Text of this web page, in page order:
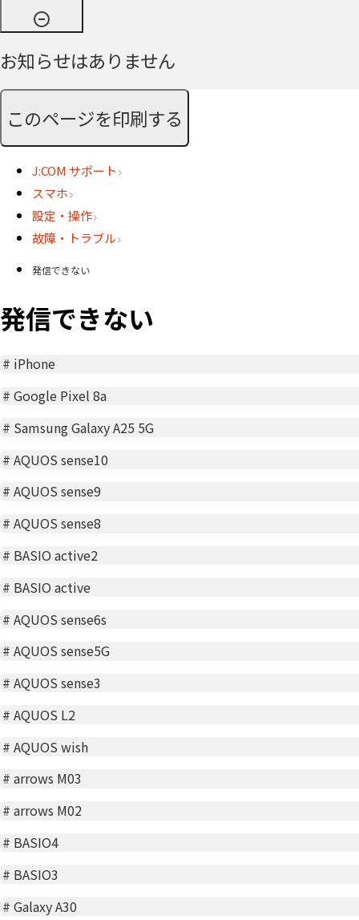
お知らせはありません
このページを印刷する
J:COM サポート
スマホ
設定・操作
故障・トラブル
発信できない
発信できない
# iPhone
#Google Pixel 8a
# Samsung Galaxy A25 5G
#AQUOS sense10
#AQUOS sense9
#AQUOS sense8
# BASIO active2
# BASIO active
#AQUOS sense6s
#AQUOS sense5G
#AQUOS sense3
#AQUOS L2
#AQUOS wish
#arrows M03
#arrows M02
# BASIO4
# BASIO3
#Galaxy A30